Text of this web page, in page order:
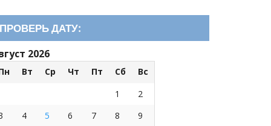
ПРОВЕРЬ ДАТУ:
2026
Вт Ср Чт Пт Сб
Вс
1
2
4 5 6 7 8
9